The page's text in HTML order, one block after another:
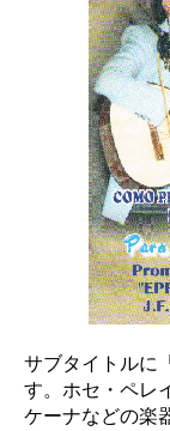
サブタイトルに
す。ホセ・ペレ
ケーナなどの楽